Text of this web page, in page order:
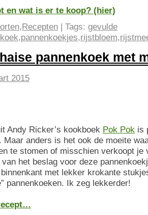
en wat is er te koop? (hier)
,Recepten | Tags: gevulde
,pannenkoekjes,rijstbloem,
pannenkoek met
2015
Andy Ricker’s kookboek Pok Pok is
Maar anders is het ook de moeite
te stomen of misschien verkoopt je
het beslag voor deze
met lekker krokante
pannenkoeken. Ik zeg lekkerder!